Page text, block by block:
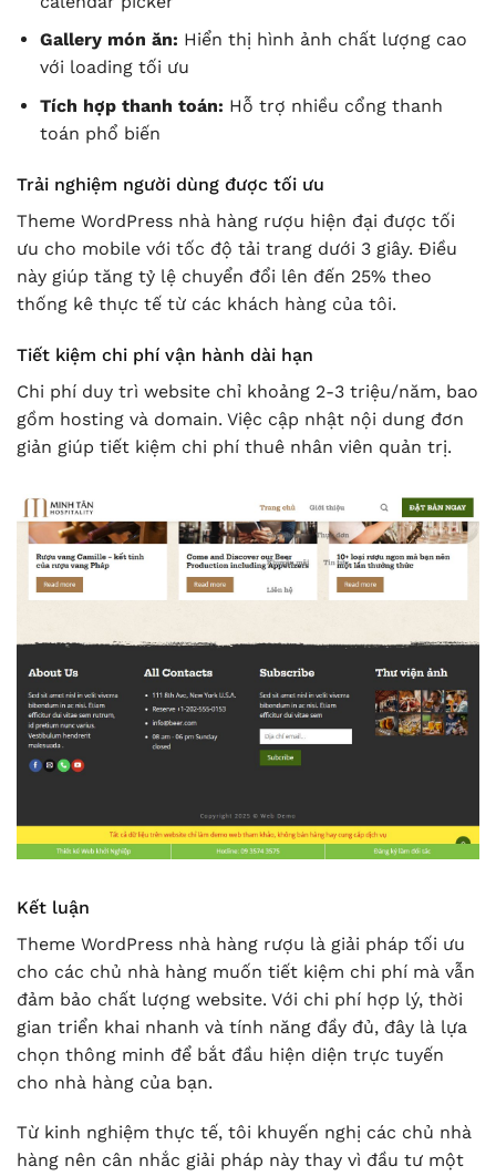
Gallery món ăn: Hiển thị hình ảnh chất lượng cao
với loading tối ưu
Tích hợp thanh toán: Hỗ trợ nhiều cổng thanh
toán phổ biến
Trải nghiệm người dùng được tối ưu
Theme WordPress nhà hàng rượu hiện đại được tối
ưu cho mobile với tốc độ tải trang dưới 3 giây. Điều
này giúp tăng tỷ lệ chuyển đổi lên đến 25% theo
thống kê thực tế từ các khách hàng của tôi.
Tiết kiệm chi phí vận hành dài hạn
Chi phí duy trì website chỉ khoảng 2-3 triệu/năm, bao
gồm hosting và domain. Việc cập nhật nội dung đơn
giản giúp tiết kiệm chi phí thuê nhân viên quản trị.
Kết luận
Theme WordPress nhà hàng rượu là giải pháp tối ưu
cho các chủ nhà hàng muốn tiết kiệm chi phí mà vẫn
đảm bảo chất lượng website. Với chi phí hợp lý, thời
gian triển khai nhanh và tính năng đầy đủ, đây là lựa
chọn thông minh để bắt đầu hiện diện trực tuyến
cho nhà hàng của bạn.
Từ kinh nghiệm thực tế, tôi khuyến nghị các chủ nhà
hàng nên cân nhắc giải pháp này thay vì đầu tư một